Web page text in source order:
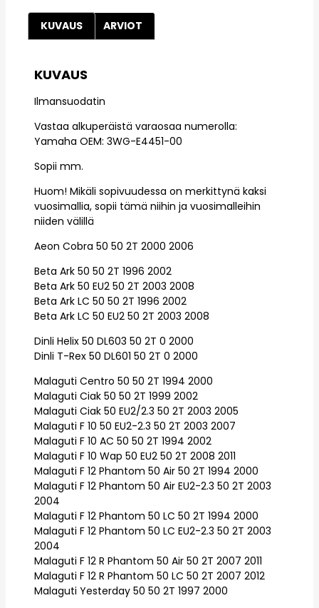
KUVAUS ARVIOT
KUVAUS
Ilmansuodatin
Vastaa alkuperäistä varaosaa numerolla:
Yamaha OEM: 3WG-E4451-00
Sopii mm.
Huom! Mikäli sopivuudessa on merkittynä kaksi
vuosimallia, sopii tämä niihin ja vuosimalleihin
niiden välillä
Aeon Cobra 50 50 2T 2000 2006
Beta Ark 50 50 2T 1996 2002
Beta Ark 50 EU2 50 2T 2003 2008
Beta Ark LC 50 50 2T 1996 2002
Beta Ark LC 50 EU2 50 2T 2003 2008
Dinli Helix 50 DL603 50 2T 0 2000
Dinli T-Rex 50 DL601 50 2T 0 2000
Malaguti Centro 50 50 2T 1994 2000
Malaguti Ciak 50 50 2T 1999 2002
Malaguti Ciak 50 EU2/2.3 50 2T 2003 2005
Malaguti F 10 50 EU2-2.3 50 2T 2003 2007
Malaguti F 10 AC 50 50 2T 1994 2002
Malaguti F 10 Wap 50 EU2 50 2T 2008 2011
Malaguti F 12 Phantom 50 Air 50 2T 1994 2000
Malaguti F 12 Phantom 50 Air EU2-2.3 50 2T 2003
2004
Malaguti F 12 Phantom 50 LC 50 2T 1994 2000
Malaguti F 12 Phantom 50 LC EU2-2.3 50 2T 2003
2004
Malaguti F 12 R Phantom 50 Air 50 2T 2007 2011
Malaguti F 12 R Phantom 50 LC 50 2T 2007 2012
Malaguti Yesterday 50 50 2T 1997 2000